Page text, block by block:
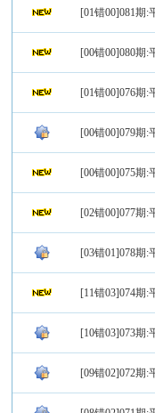
[01错00]081期:
[00错00]080期:
[01错00]076期:
[00错00]079期:
[00错00]075期:
[02错00]077期:
[03错01]078期:
[11错03]074期:
[10错03]073期:
[09错02]072期: